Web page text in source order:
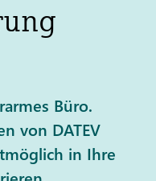
Büro.
von DATEV
in Ihre